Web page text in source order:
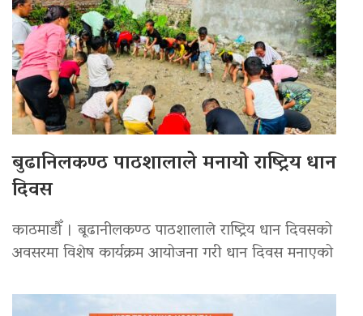
बुढानिलकण्ठ पाठशालाले मनायो राष्ट्रिय धान
दिवस
काठमाडौँ । बूढानीलकण्ठ पाठशालाले राष्ट्रिय धान दिवसको
अवसरमा विशेष कार्यक्रम आयोजना गरी धान दिवस मनाएको